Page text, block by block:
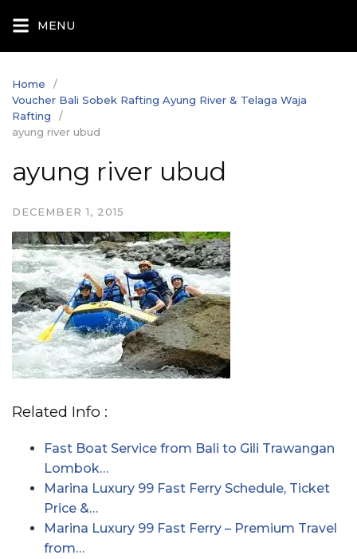
to
content
MENU
Home
Voucher Bali Sobek Rafting Ayung River & Telaga Waja
Rafting
ayung river ubud
ayung river ubud
DECEMBER 1, 2015
Related Info :
Fast Boat Service from Bali to Gili Trawangan
Lombok…
Marina Luxury 99 Fast Ferry Schedule, Ticket
Price &…
Marina Luxury 99 Fast Ferry – Premium Travel
from…